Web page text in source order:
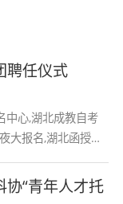
聘任仪式
中心,湖北成教自考
大报名,湖北函授报
“青年人才托